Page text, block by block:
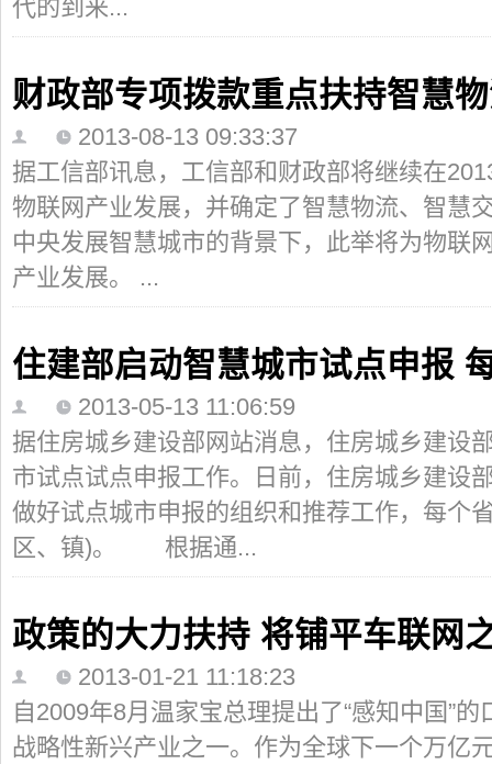
代的到来...
财政部专项拨款重点扶持智慧
2013-08-13 09:33:37
据工信部讯息，工信部和财政部将继续在
物联网产业发展，并确定了智慧物流、智慧
中央发展智慧城市的背景下，此举将为物联
产业发展。 ...
住建部启动智慧城市试点申报
2013-05-13 11:06:59
据住房城乡建设部网站消息，住房城乡建设
市试点试点申报工作。日前，住房城乡建设
做好试点城市申报的组织和推荐工作，每个
区、镇)。 根据通...
政策的大力扶持 将铺平车联网
2013-01-21 11:18:23
自2009年8月温家宝总理提出了“感知中国”
战略性新兴产业之一。作为全球下一个万亿